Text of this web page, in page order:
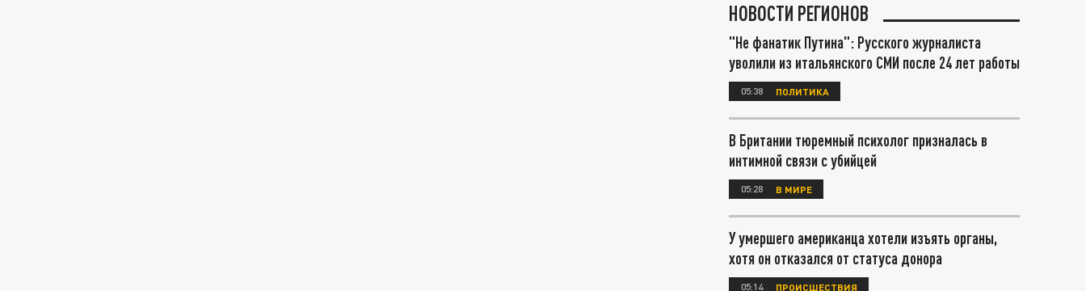
НОВОСТИ РЕГИОНОВ
"Не фанатик Путина": Русского журналиста
уволили из итальянского СМИ после 24 лет работы
05:38 ПОЛИТИКА
В Британии тюремный психолог призналась в
интимной связи с убийцей
05:28 В МИРЕ
У умершего американца хотели изъять органы,
хотя он отказался от статуса донора
05:14 ПРОИСШЕСТВИЯ